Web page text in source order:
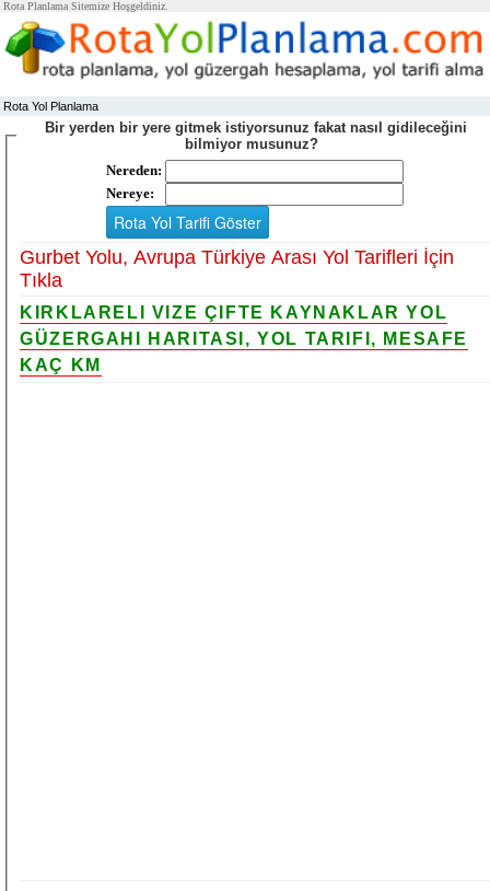
Rota Planlama Sitemize Hoşgeldiniz.
Rota Yol Planlama
Bir yerden bir yere gitmek istiyorsunuz fakat nasıl gidileceğini
bilmiyor musunuz?
Nereden:
Nereye:
Gurbet Yolu, Avrupa Türkiye Arası Yol Tarifleri İçin
Tıkla
KIRKLARELI VIZE ÇIFTE KAYNAKLAR YOL
GÜZERGAHI HARITASI, YOL TARIFI, MESAFE
KAÇ KM